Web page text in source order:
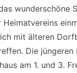
wunderschöne
mit älteren
Die
am 1. und 3.